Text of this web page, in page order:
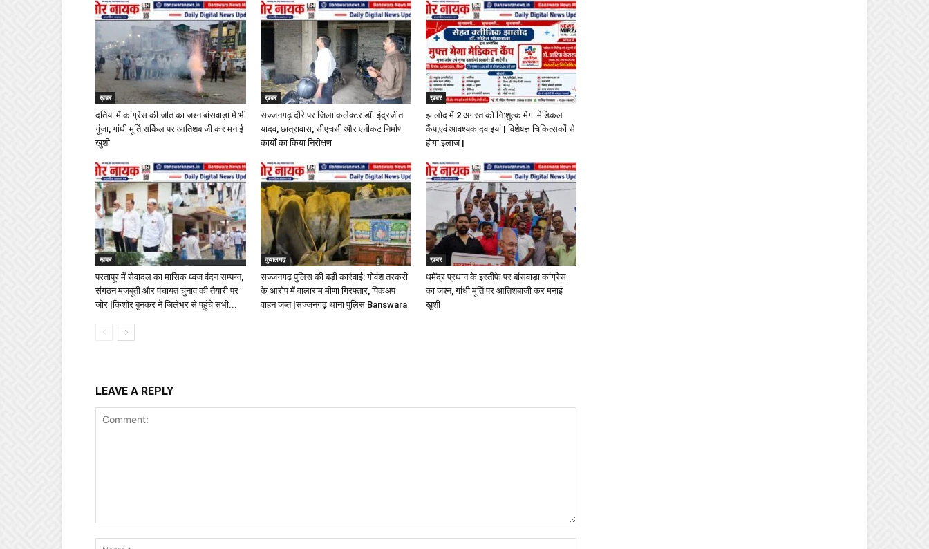
ख़बर
दतिया में कांग्रेस की जीत का जश्न बांसवाड़ा में भी
गूंजा, गांधी मूर्ति सर्किल पर आतिशबाजी कर मनाई
खुशी
ख़बर
सज्जनगढ़ दौरे पर जिला कलेक्टर डॉ. इंद्रजीत
यादव, छात्रावास, सीएचसी और एनीकट निर्माण
कार्यों का किया निरीक्षण
ख़बर
झालोद में 2 अगस्त को नि:शुल्क मेगा मेडिकल
कैंप,एवं आवश्यक दवाइयां | विशेषज्ञ चिकित्सकों से
होगा इलाज |
ख़बर
परतापूर में सेवादल का मासिक ध्वज वंदन सम्पन्न,
संगठन मजबूती और पंचायत चुनाव की तैयारी पर
जोर |किशोर बुनकर ने जिलेभर से पहुंचे सभी...
कुशलगढ़
सज्जनगढ़ पुलिस की बड़ी कार्रवाई: गोवंश तस्करी
के आरोप में वालाराम मीणा गिरफ्तार, पिकअप
वाहन जब्त |सज्जनगढ़ थाना पुलिस Banswara
ख़बर
धर्मेंद्र प्रधान के इस्तीफे पर बांसवाड़ा कांग्रेस
का जश्न, गांधी मूर्ति पर आतिशबाजी कर मनाई
खुशी
LEAVE A REPLY